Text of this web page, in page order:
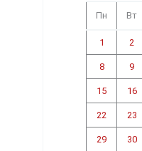
Пн Вт
1 2
8 9
15 16
22 23
29 30